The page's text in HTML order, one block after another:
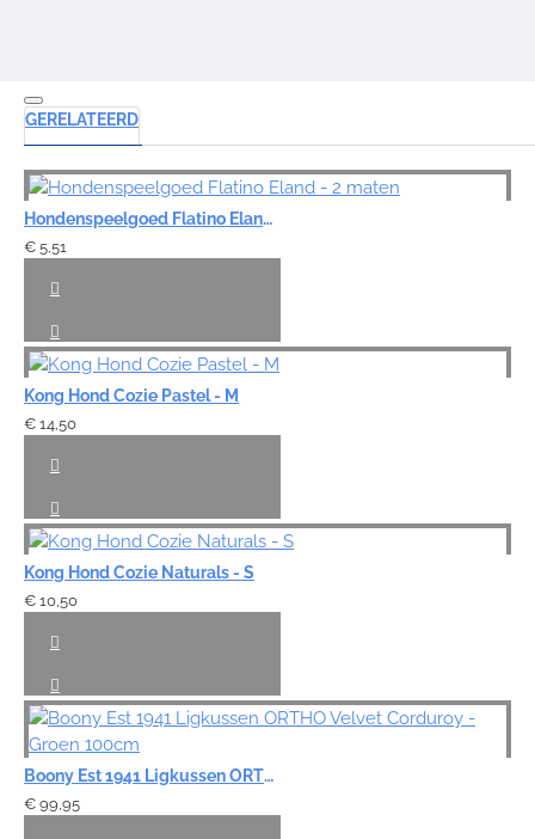
GERELATEERD
Hondenspeelgoed Flatino Eland - 2 maten
€ 5,51
Kong Hond Cozie Pastel - M
€ 14,50
Kong Hond Cozie Naturals - S
€ 10,50
Boony Est 1941 Ligkussen ORTHO Velvet Corduroy - Groen 100cm
€ 99,95